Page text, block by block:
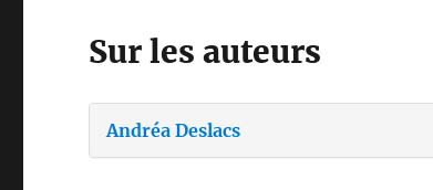
Sur les auteurs
Andréa Deslacs